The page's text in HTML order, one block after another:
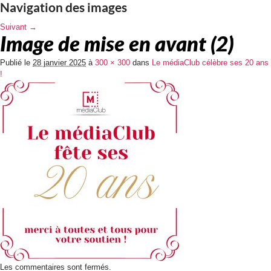
Navigation des images
Suivant →
Image de mise en avant (2)
Publié le 28 janvier 2025 à 300 × 300 dans Le médiaClub célèbre ses 20 ans
!
Les commentaires sont fermés.